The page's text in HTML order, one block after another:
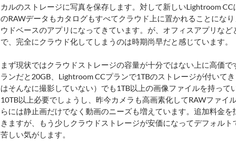
カルのストレージに写真を保存します。対して新しいLightroom
のRAWデータもカタログもすべてクラウド上に置かれることにな
ウドベースのアプリになってきています。が、オフィスアプリな
で、完全にクラウド化してしまうのは時期尚早だと感じています。
まず現状ではクラウドストレージの容量が十分ではない上に高価
ランだと20GB、Lightroom CCプランで1TBのストレージが付いて
はそんなに撮影していない）でも1TB以上の画像ファイルを持って
10TB以上必要でしょうし、昨今カメラも高画素化してRAWファイ
らには静止画だけでなく動画のニーズも増えています。追加料金
きますが、もう少しクラウドストレージが安価になってデフォルト
苦しい気がします。